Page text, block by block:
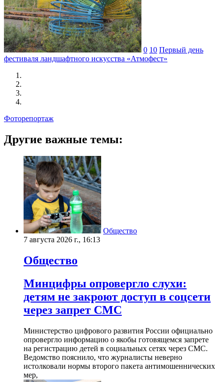
0 10 Первый день
фестиваля ландшафтного искусства «Атмофест»
Фоторепортаж
Другие важные темы:
Общество
7 августа 2026 г., 16:13
Общество
Минцифры опровергло слухи:
детям не закроют доступ в соцсети
через запрет СМС
Министерство цифрового развития России официально
опровергло информацию о якобы готовящемся запрете
на регистрацию детей в социальных сетях через СМС.
Ведомство пояснило, что журналисты неверно
истолковали нормы второго пакета антимошеннических
мер,